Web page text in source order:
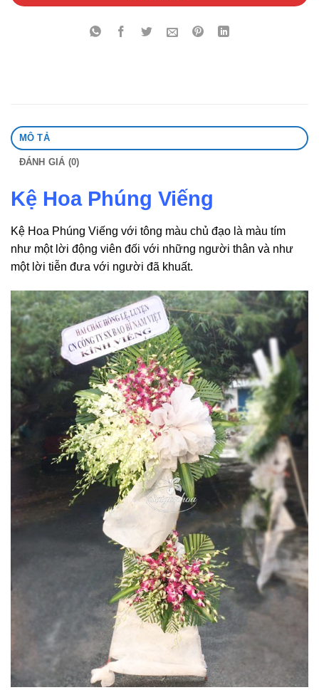
MÔ TẢ
ĐÁNH GIÁ (0)
Kệ Hoa Phúng Viếng
Kệ Hoa Phúng Viếng với tông màu chủ đạo là màu tím
như một lời động viên đối với những người thân và như
một lời tiễn đưa với người đã khuất.